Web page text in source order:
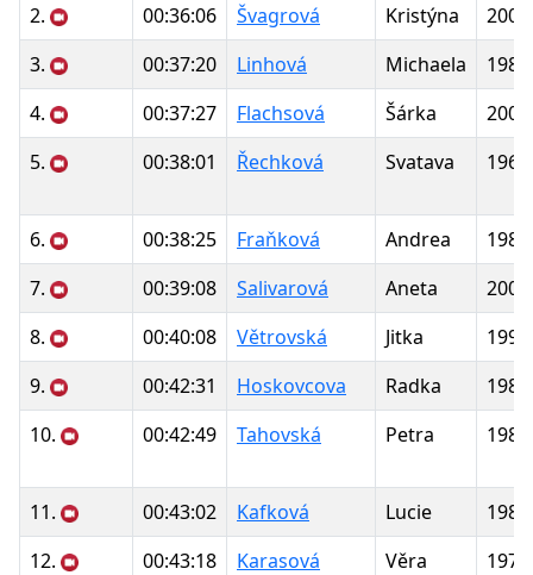
2.
00:36:06 Švagrová Kristýna
2000
3.
00:37:20 Linhová Michaela
1983
4.
00:37:27 Flachsová Šárka
2002
5.
00:38:01 Řechková Svatava 1967
6. 00:38:25 Fraňková Andrea
1989
7.
00:39:08 Salivarová Aneta
2004
8.
00:40:08 Větrovská Jitka
1993
9.
00:42:31 Hoskovcova Radka
1988
10.
00:42:49 Tahovská Petra 1984
11. 00:43:02 Kafková Lucie
1982
12.
00:43:18 Karasová Věra 1972